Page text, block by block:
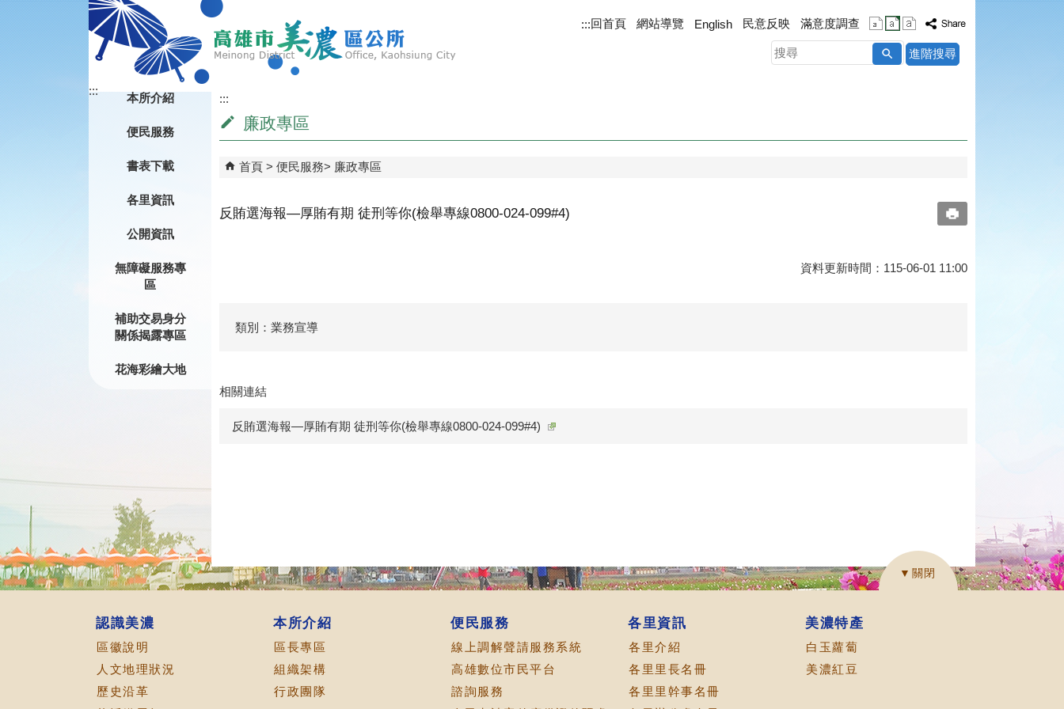
跳到主要內容區塊
:::回首頁 網站導覽 English 民意反映 滿意度調查
搜
尋
進階搜尋
:::
本所介紹
便民服務
書表下載
各里資訊
公開資訊
無障礙服務專
區
補助交易身分
關係揭露專區
花海彩繪大地
:::
廉政專區
首頁 便民服務 廉政專區
反賄選海報—厚賄有期 徒刑等你(檢舉專線0800-024-099#4)
資料更新時間：115-06-01 11:00
類別：業務宣導
相關連結
反賄選海報—厚賄有期 徒刑等你(檢舉專線0800-024-099#4)
▼關閉
認識美濃
區徽說明
人文地理狀況
歷史沿革
本所介紹
區長專區
組織架構
行政團隊
便民服務
線上調解聲請服務系統
高雄數位市民平台
諮詢服務
各里資訊
各里介紹
各里里長名冊
各里里幹事名冊
美濃特產
白玉蘿蔔
美濃紅豆